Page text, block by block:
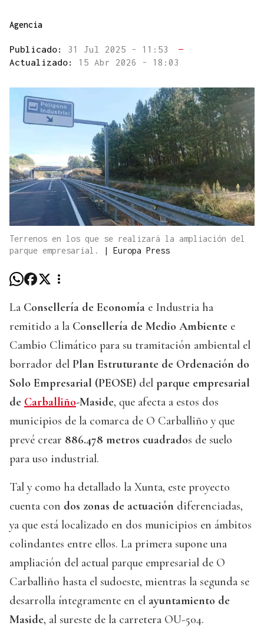
Agencia
Publicado: 31 Jul 2025 - 11:53
—
Actualizado: 15 Abr 2026 - 18:03
Terrenos en los que se realizará la ampliación del
parque empresarial.
| Europa Press
La Consellería de Economía e Industria ha
remitido a la Consellería de Medio Ambiente e
Cambio Climático para su tramitación ambiental el
borrador del Plan Estruturante de Ordenación do
Solo Empresarial (PEOSE) del parque empresarial
de Carballiño-Maside, que afecta a estos dos
municipios de la comarca de O Carballiño y que
prevé crear 886.478 metros cuadrados de suelo
para uso industrial.
Tal y como ha detallado la Xunta, este proyecto
cuenta con dos zonas de actuación diferenciadas,
ya que está localizado en dos municipios en ámbitos
colindantes entre ellos. La primera supone una
ampliación del actual parque empresarial de O
Carballiño hasta el sudoeste, mientras la segunda se
desarrolla íntegramente en el ayuntamiento de
Maside, al sureste de la carretera OU-504.